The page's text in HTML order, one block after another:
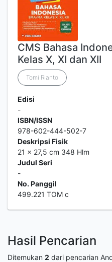
CMS Bahasa
Kelas X, XI dan XII
Tomi Rianto
Edisi
-
ISBN/ISSN
978-602-444-502-7
Deskripsi Fisik
21 x 27,5 cm 348 Hlm
Judul Seri
-
No. Panggil
499.221 TOM c
Hasil Pencarian
Ditemukan 2 dari pencarian